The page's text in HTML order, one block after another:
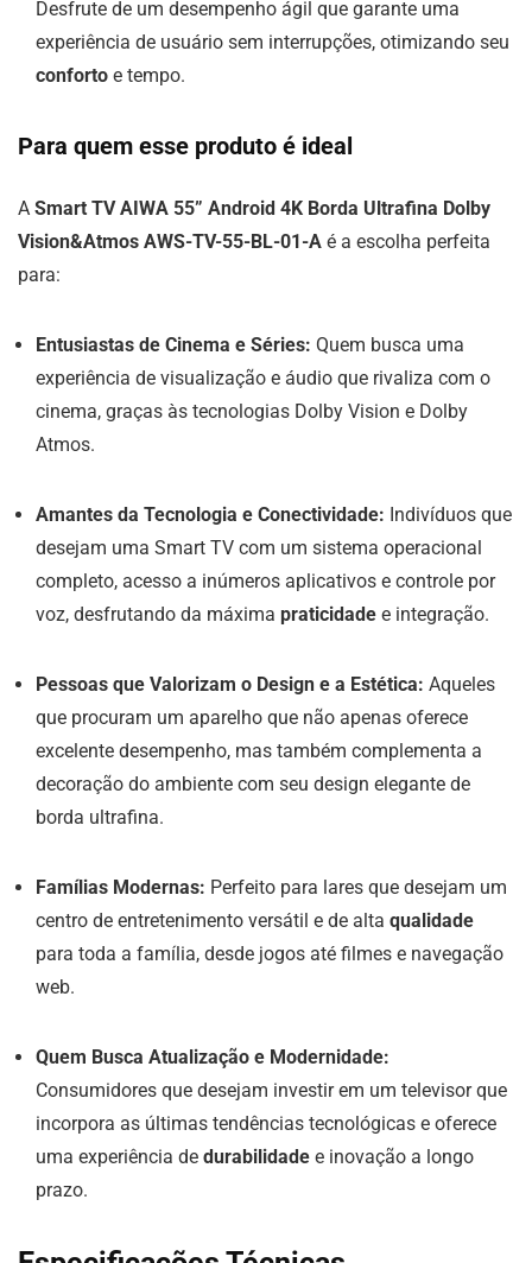
Desfrute de um desempenho ágil que garante uma
experiência de usuário sem interrupções, otimizando seu
conforto e tempo.
Para quem esse produto é ideal
A Smart TV AIWA 55” Android 4K Borda Ultrafina Dolby
Vision&Atmos AWS-TV-55-BL-01-A é a escolha perfeita
para:
Entusiastas de Cinema e Séries: Quem busca uma
experiência de visualização e áudio que rivaliza com o
cinema, graças às tecnologias Dolby Vision e Dolby
Atmos.
Amantes da Tecnologia e Conectividade: Indivíduos que
desejam uma Smart TV com um sistema operacional
completo, acesso a inúmeros aplicativos e controle por
voz, desfrutando da máxima praticidade e integração.
Pessoas que Valorizam o Design e a Estética: Aqueles
que procuram um aparelho que não apenas oferece
excelente desempenho, mas também complementa a
decoração do ambiente com seu design elegante de
borda ultrafina.
Famílias Modernas: Perfeito para lares que desejam um
centro de entretenimento versátil e de alta qualidade
para toda a família, desde jogos até filmes e navegação
web.
Quem Busca Atualização e Modernidade:
Consumidores que desejam investir em um televisor que
incorpora as últimas tendências tecnológicas e oferece
uma experiência de durabilidade e inovação a longo
prazo.